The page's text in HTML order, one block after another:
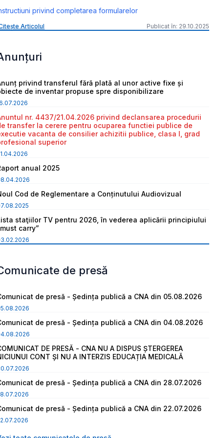
privind completarea formularelor
Articolul Publicat în: 29.10.2025
privind transferul fără plată al unor active fixe și
de inventar propuse spre disponibilizare
nr. 4437/21.04.2026 privind declansarea procedurii
transfer la cerere pentru ocuparea functiei publice de
vacanta de consilier achizitii publice, clasa I, grad
superior
anual 2025
Cod de Reglementare a Conținutului Audiovizual
staţiilor TV pentru 2026, în vederea aplicării principiului
carry”
de presă
de presă - Ședința publică a CNA din 05.08.2026
de presă - Ședința publică a CNA din 04.08.2026
DE PRESĂ - CNA NU A DISPUS ȘTERGEREA
CONT ȘI NU A INTERZIS EDUCAȚIA MEDICALĂ
de presă - Ședința publică a CNA din 28.07.2026
de presă - Ședința publică a CNA din 22.07.2026